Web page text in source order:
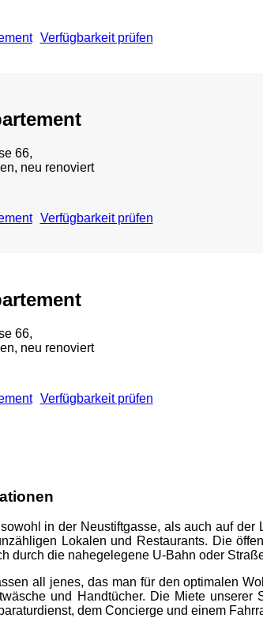
Verfügbarkeit prüfen
66,
neu renoviert
Verfügbarkeit prüfen
66,
neu renoviert
Verfügbarkeit prüfen
in der Neustiftgasse, als auch auf
Lokalen und Restaurants. Die
durch die nahegelegene U-Bahn oder
all jenes, das man für den optimalen
und Handtücher. Die Miete
dem Concierge und einem